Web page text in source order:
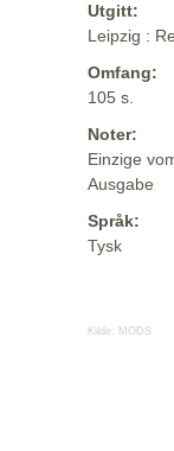
Utgitt:
Leipzig :
Omfang:
105 s.
Noter:
Einzige
Ausgabe
Språk:
Tysk
Kilde: MODS